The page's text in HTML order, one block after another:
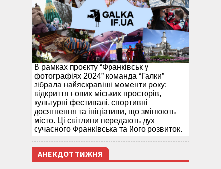
В рамках проєкту “Франківськ у
фотографіях 2024” команда “Галки”
зібрала найяскравіші моменти року:
відкриття нових міських просторів,
культурні фестивалі, спортивні
досягнення та ініціативи, що змінюють
місто. Ці світлини передають дух
сучасного Франківська та його розвиток.
АНЕКДОТ ТИЖНЯ